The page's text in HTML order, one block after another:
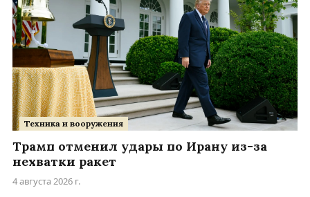
Техника и вооружения
Трамп отменил удары по Ирану из-за
нехватки ракет
4 августа 2026 г.